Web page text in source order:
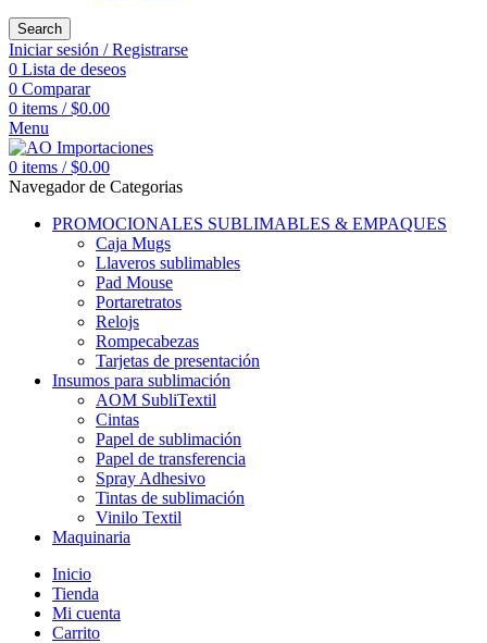
Search
Iniciar sesión / Registrarse
0 Lista de deseos
0 Comparar
0 items / $0.00
Menu
0 items / $0.00
Navegador de Categorias
PROMOCIONALES SUBLIMABLES & EMPAQUES
Caja Mugs
Llaveros sublimables
Pad Mouse
Portaretratos
Relojs
Rompecabezas
Tarjetas de presentación
Insumos para sublimación
AOM SubliTextil
Cintas
Papel de sublimación
Papel de transferencia
Spray Adhesivo
Tintas de sublimación
Vinilo Textil
Maquinaria
Inicio
Tienda
Mi cuenta
Carrito